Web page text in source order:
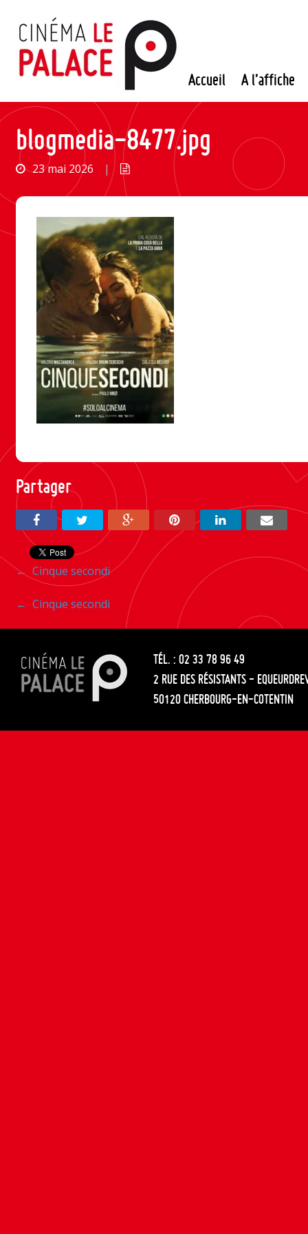
contenu
Accueil A l’affiche
blogmedia-8477.jpg
23 mai 2026 |
Partager
Navigation
entre
les
articles
← Cinque secondi
Navigation
entre
les
articles
← Cinque secondi
TÉL. : 02 33 78 96 49
2 RUE DES RÉSISTANTS -
50120 CHERBOURG-EN-COTENTIN